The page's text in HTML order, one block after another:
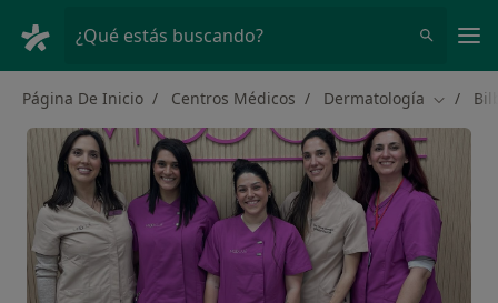
¿Qué estás buscando?
Página De Inicio Centros Médicos Dermatología